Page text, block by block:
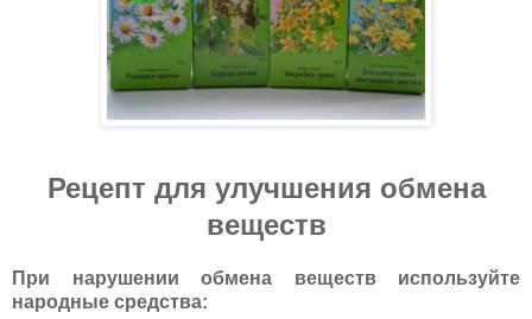
Рецепт для улучшения обмена
веществ
При нарушении обмена веществ используйте
народные средства: